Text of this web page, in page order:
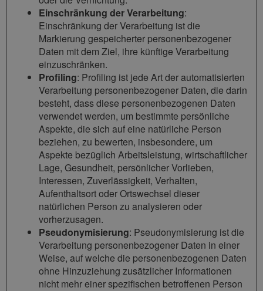
Einschränkung der Verarbeitung:
Einschränkung der Verarbeitung ist die
Markierung gespeicherter personenbezogener
Daten mit dem Ziel, ihre künftige Verarbeitung
einzuschränken.
Profiling: Profiling ist jede Art der automatisierten
Verarbeitung personenbezogener Daten, die darin
besteht, dass diese personenbezogenen Daten
verwendet werden, um bestimmte persönliche
Aspekte, die sich auf eine natürliche Person
beziehen, zu bewerten, insbesondere, um
Aspekte bezüglich Arbeitsleistung, wirtschaftlicher
Lage, Gesundheit, persönlicher Vorlieben,
Interessen, Zuverlässigkeit, Verhalten,
Aufenthaltsort oder Ortswechsel dieser
natürlichen Person zu analysieren oder
vorherzusagen.
Pseudonymisierung: Pseudonymisierung ist die
Verarbeitung personenbezogener Daten in einer
Weise, auf welche die personenbezogenen Daten
ohne Hinzuziehung zusätzlicher Informationen
nicht mehr einer spezifischen betroffenen Person